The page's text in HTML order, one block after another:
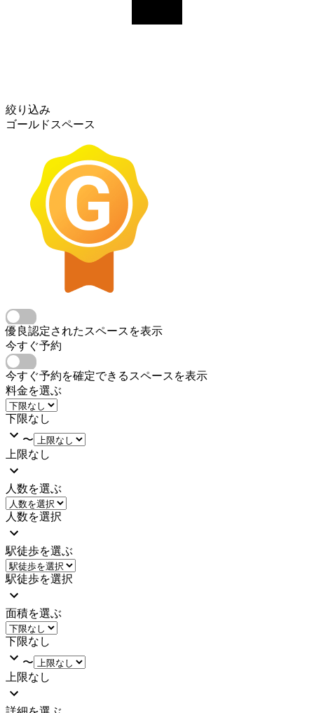
絞り込み
ゴールドスペース
優良認定されたスペースを表示
今すぐ予約
今すぐ予約を確定できるスペースを表示
料金を選ぶ
下限なし
〜
上限なし
人数を選ぶ
人数を選択
駅徒歩を選ぶ
駅徒歩を選択
面積を選ぶ
下限なし
〜
上限なし